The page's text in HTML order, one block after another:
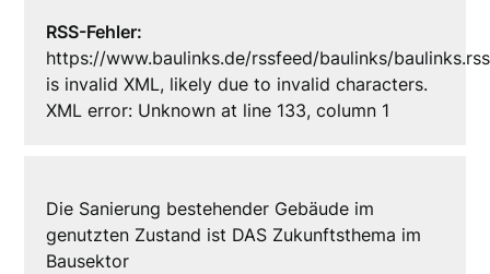
RSS-Fehler:
https://www.baulinks.de/rssfeed/baulinks/baulinks.rss
is invalid XML, likely due to invalid characters.
XML error: Unknown at line 133, column 1
Die Sanierung bestehender Gebäude im
genutzten Zustand ist DAS Zukunftsthema im
Bausektor